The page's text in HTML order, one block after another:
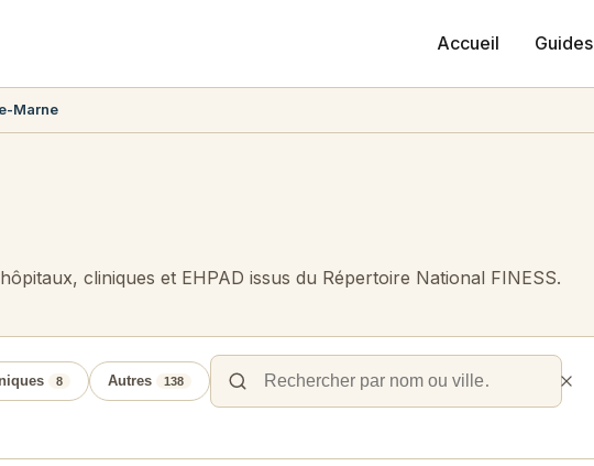
Accueil Guides
Marne
cliniques et EHPAD issus du Répertoire National FINESS.
8 Autres 138